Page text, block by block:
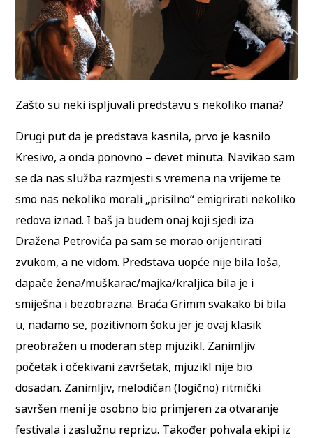
Zašto su neki ispljuvali predstavu s nekoliko mana?
Drugi put da je predstava kasnila, prvo je kasnilo
Kresivo, a onda ponovno – devet minuta. Navikao sam
se da nas služba razmjesti s vremena na vrijeme te
smo nas nekoliko morali „prisilno“ emigrirati nekoliko
redova iznad. I baš ja budem onaj koji sjedi iza
Dražena Petrovića pa sam se morao orijentirati
zvukom, a ne vidom. Predstava uopće nije bila loša,
dapače žena/muškarac/majka/kraljica bila je i
smiješna i bezobrazna. Braća Grimm svakako bi bila
u, nadamo se, pozitivnom šoku jer je ovaj klasik
preobražen u moderan step mjuzikl. Zanimljiv
početak i očekivani završetak, mjuzikl nije bio
dosadan. Zanimljiv, melodičan (logično) ritmički
savršen meni je osobno bio primjeren za otvaranje
festivala i zaslužnu reprizu. Također pohvala ekipi iz